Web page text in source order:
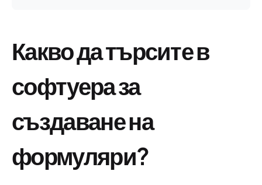
Какво да търсите в
софтуера за
създаване на
формуляри?